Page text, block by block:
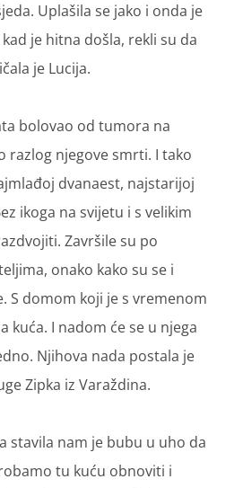
Uplašila se jako i onda je
je hitna došla, rekli su da
je Lucija.
bolovao od tumora na
razlog njegove smrti. I tako
dvanaest, najstarijoj
ikoga na svijetu i s velikim
Završile su po
onako kako su se i
S domom koji je s vremenom
kuća. I nadom će se u njega
Njihova nada postala je
Zipka iz Varaždina.
stavila nam je bubu u uho da
tu kuću obnoviti i